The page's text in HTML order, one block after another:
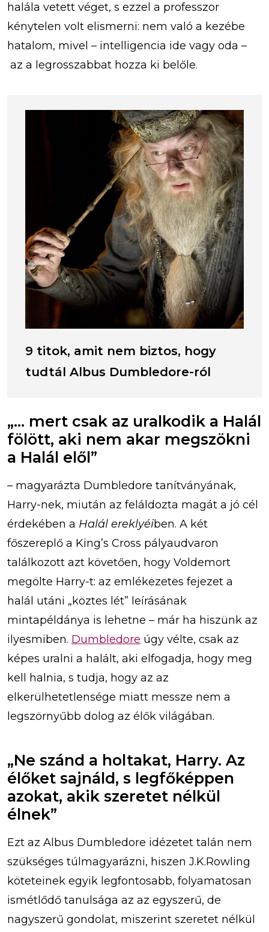
halála vetett véget, s ezzel a professzor
kénytelen volt elismerni: nem való a kezébe
hatalom, mivel – intelligencia ide vagy oda –
az a legrosszabbat hozza ki belőle.
9 titok, amit nem biztos, hogy
tudtál Albus Dumbledore-ról
„… mert csak az uralkodik a Halál
fölött, aki nem akar megszökni
a Halál elől”
– magyarázta Dumbledore tanítványának,
Harry-nek, miután az feláldozta magát a jó cél
érdekében a Halál ereklyéiben. A két
főszereplő a King’s Cross pályaudvaron
találkozott azt követően, hogy Voldemort
megölte Harry-t: az emlékezetes fejezet a
halál utáni „köztes lét” leírásának
mintapéldánya is lehetne – már ha hiszünk az
ilyesmiben. Dumbledore úgy vélte, csak az
képes uralni a halált, aki elfogadja, hogy meg
kell halnia, s tudja, hogy az az
elkerülhetetlensége miatt messze nem a
legszörnyűbb dolog az élők világában.
„Ne szánd a holtakat, Harry. Az
élőket sajnáld, s legfőképpen
azokat, akik szeretet nélkül
élnek”
Ezt az Albus Dumbledore idézetet talán nem
szükséges túlmagyarázni, hiszen J.K.Rowling
köteteinek egyik legfontosabb, folyamatosan
ismétlődő tanulsága az az egyszerű, de
nagyszerű gondolat, miszerint szeretet nélkül